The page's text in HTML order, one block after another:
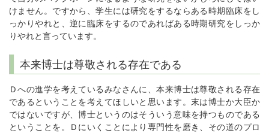
けません。ですから、学生には研究をするならある時期臨床をし
っかりやれと、逆に臨床をするのであればある時期研究をしっか
りやれと言っています。
本来博士は尊敬される存在である
Ｄへの進学を考えているみなさんに、本来博士は尊敬される存在
であるということを考えてほしいと思います。末は博士か大臣か
ではないですが、博士というのはそういう意味を持つものである
ということを。Ｄにいくことにより専門性を磨き、その道のプロ